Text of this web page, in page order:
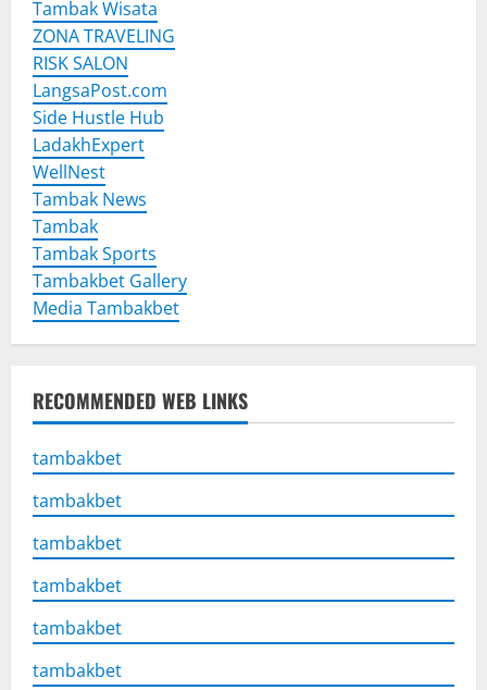
Tambak Wisata
ZONA TRAVELING
RISK SALON
LangsaPost.com
Side Hustle Hub
LadakhExpert
WellNest
Tambak News
Tambak
Tambak Sports
Tambakbet Gallery
Media Tambakbet
RECOMMENDED WEB LINKS
tambakbet
tambakbet
tambakbet
tambakbet
tambakbet
tambakbet